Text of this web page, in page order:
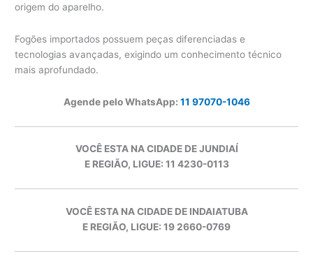
origem do aparelho.
Fogões importados possuem peças diferenciadas e
tecnologias avançadas, exigindo um conhecimento técnico
mais aprofundado.
Agende pelo WhatsApp: 11 97070-1046
VOCÊ ESTA NA CIDADE DE JUNDIAÍ
E REGIÃO, LIGUE: 11 4230-0113
VOCÊ ESTA NA CIDADE DE INDAIATUBA
E REGIÃO, LIGUE: 19 2660-0769